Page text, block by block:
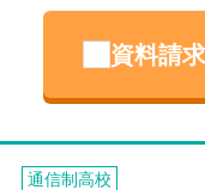
資料請
通信制高校